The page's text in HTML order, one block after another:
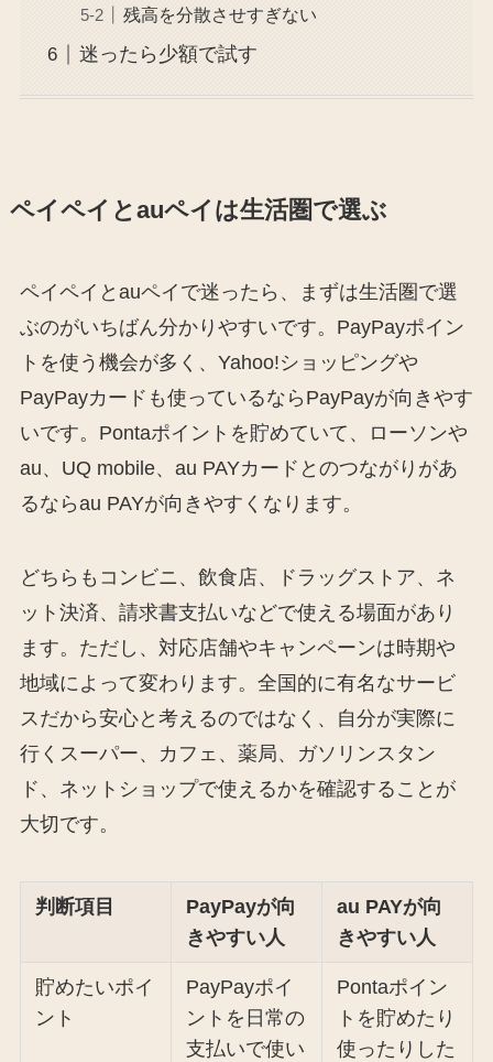
残高を分散させすぎない
迷ったら少額で試す
ペイペイとauペイは生活圏で選ぶ
ペイペイとauペイで迷ったら、まずは生活圏で選
ぶのがいちばん分かりやすいです。PayPayポイン
トを使う機会が多く、Yahoo!ショッピングや
PayPayカードも使っているならPayPayが向きやす
いです。Pontaポイントを貯めていて、ローソンや
au、UQ mobile、au PAYカードとのつながりがあ
るならau PAYが向きやすくなります。
どちらもコンビニ、飲食店、ドラッグストア、ネ
ット決済、請求書支払いなどで使える場面があり
ます。ただし、対応店舗やキャンペーンは時期や
地域によって変わります。全国的に有名なサービ
スだから安心と考えるのではなく、自分が実際に
行くスーパー、カフェ、薬局、ガソリンスタン
ド、ネットショップで使えるかを確認することが
大切です。
判断項目
PayPayが向
きやすい人
au PAYが向
きやすい人
貯めたいポイ
ント
PayPayポイ
ントを日常の
支払いで使い
Pontaポイン
トを貯めたり
使ったりした